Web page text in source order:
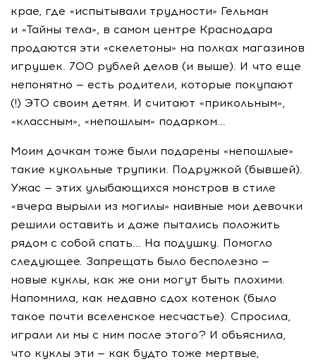
крае, где «испытывали трудности» Гельман
и «Тайны тела», в самом центре Краснодара
продаются эти «скелетоны» на полках магазинов
игрушек. 700 рублей делов (и выше). И что еще
непонятно — есть родители, которые покупают
(!) ЭТО своим детям. И считают «прикольным»,
«классным», «непошлым» подарком...
Моим дочкам тоже были подарены «непошлые»
такие кукольные трупики. Подружкой (бывшей).
Ужас — этих улыбающихся монстров в стиле
«вчера вырыли из могилы» наивные мои девочки
решили оставить и даже пытались положить
рядом с собой спать... На подушку. Помогло
следующее. Запрещать было бесполезно —
новые куклы, как же они могут быть плохими.
Напомнила, как недавно сдох котенок (было
такое почти вселенское несчастье). Спросила,
играли ли мы с ним после этого? И объяснила,
что куклы эти — как будто тоже мертвые,